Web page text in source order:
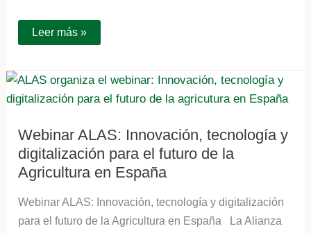
Leer más »
Webinar ALAS: Innovación, tecnología y
digitalización para el futuro de la
Agricultura en España
Webinar ALAS: Innovación, tecnología y digitalización
para el futuro de la Agricultura en España La Alianza
Webinar
ALAS:
Innovación,
tecnología
digitalización
para
el
futuro
de
Agricultura
en
España